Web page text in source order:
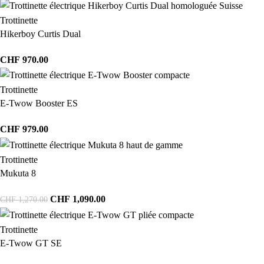
Trottinette
Hikerboy Curtis Dual
CHF 970.00
Trottinette
E-Twow Booster ES
CHF 979.00
Trottinette
Mukuta 8
CHF1,270.00 CHF 1,090.00
Trottinette
E-Twow GT SE